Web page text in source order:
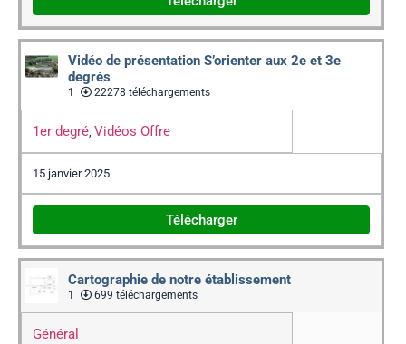
Vidéo de présentation S’orienter aux 2e et 3e
degrés
1 22278 téléchargements
1er degré, Vidéos Offre
15 janvier 2025
Télécharger
Cartographie de notre établissement
1 699 téléchargements
Général